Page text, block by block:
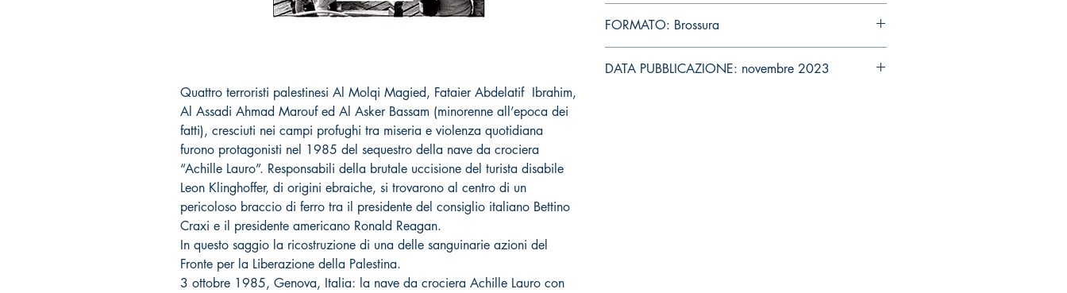
Quattro terroristi palestinesi Al Molqi Magied, Fataier Abdelatif Ibrahim,
Al Assadi Ahmad Marouf ed Al Asker Bassam (minorenne all’epoca dei
fatti), cresciuti nei campi profughi tra miseria e violenza quotidiana
furono protagonisti nel 1985 del sequestro della nave da crociera
“Achille Lauro”. Responsabili della brutale uccisione del turista disabile
Leon Klinghoffer, di origini ebraiche, si trovarono al centro di un
pericoloso braccio di ferro tra il presidente del consiglio italiano Bettino
Craxi e il presidente americano Ronald Reagan.
In questo saggio la ricostruzione di una delle sanguinarie azioni del
Fronte per la Liberazione della Palestina.
3 ottobre 1985, Genova, Italia: la nave da crociera Achille Lauro con
FORMATO: Brossura
DATA PUBBLICAZIONE: novembre 2023